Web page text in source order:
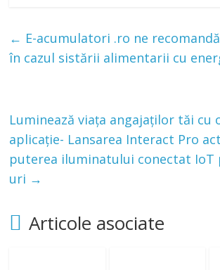
← E-acumulatori .ro ne
în cazul sistării alimentarii cu
Luminează viața angajaților tăi cu
aplicație- Lansarea Interact Pro
puterea iluminatului conectat IoT
uri →
Articole asociate